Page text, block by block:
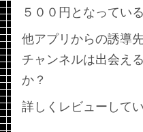
５００円となってい
他アプリからの誘導
チャンネルは出会え
か？
詳しくレビューしてい